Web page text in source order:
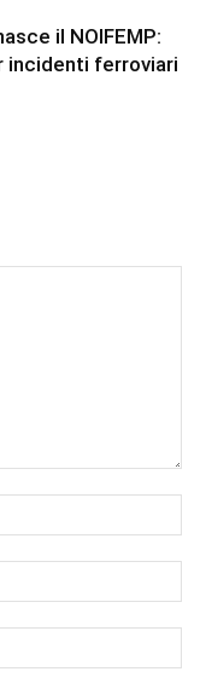
il NOIFEMP:
incidenti ferroviari